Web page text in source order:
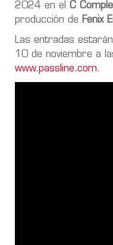
2024 en el C
producción de Fenix
Las entradas
10 de noviembre a
www.passline.com.